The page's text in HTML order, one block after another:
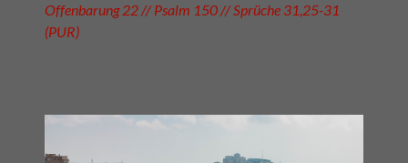
Offenbarung 22 // Psalm 150 // Sprüche 31,25-31
(PUR)